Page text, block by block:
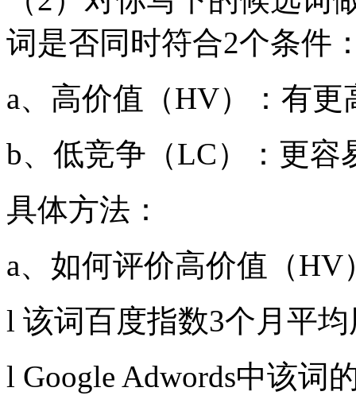
词是否同时符合2个条件
a、高价值（HV）：有
b、低竞争（LC）：更容
具体方法：
a、如何评价高价值（HV
l 该词百度指数3个月平
l Google Adwords中该词